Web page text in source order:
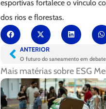
esportivas fortalece o vínculo
dos rios e florestas.
ANTERIOR
Mais matérias sobre ESG